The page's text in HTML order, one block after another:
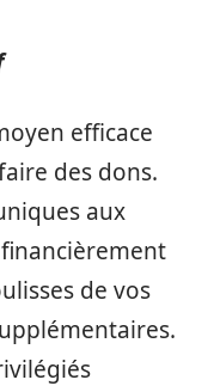
efficace
des dons.
aux
de vos